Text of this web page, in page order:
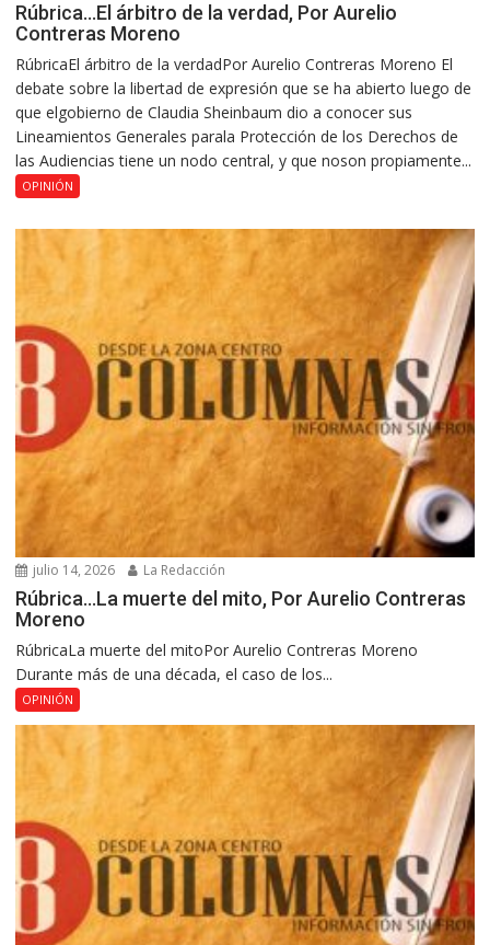
Rúbrica…El árbitro de la verdad, Por Aurelio
Contreras Moreno
RúbricaEl árbitro de la verdadPor Aurelio Contreras Moreno El
debate sobre la libertad de expresión que se ha abierto luego de
que elgobierno de Claudia Sheinbaum dio a conocer sus
Lineamientos Generales parala Protección de los Derechos de
las Audiencias tiene un nodo central, y que noson propiamente...
OPINIÓN
julio 14, 2026 La Redacción
Rúbrica…La muerte del mito, Por Aurelio Contreras
Moreno
RúbricaLa muerte del mitoPor Aurelio Contreras Moreno
Durante más de una década, el caso de los...
OPINIÓN